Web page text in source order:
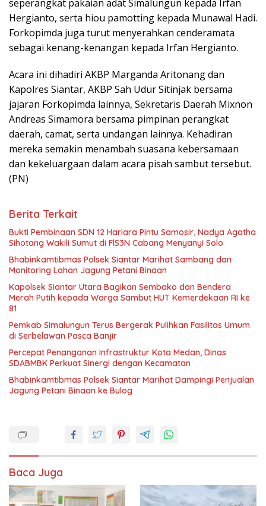
seperangkat pakaian adat Simalungun kepada Irfan
Hergianto, serta hiou pamotting kepada Munawal Hadi.
Forkopimda juga turut menyerahkan cenderamata
sebagai kenang-kenangan kepada Irfan Hergianto.
Acara ini dihadiri AKBP Marganda Aritonang dan
Kapolres Siantar, AKBP Sah Udur Sitinjak bersama
jajaran Forkopimda lainnya, Sekretaris Daerah Mixnon
Andreas Simamora bersama pimpinan perangkat
daerah, camat, serta undangan lainnya. Kehadiran
mereka semakin menambah suasana kebersamaan
dan kekeluargaan dalam acara pisah sambut tersebut.
(PN)
Berita Terkait
Bukti Pembinaan SDN 12 Hariara Pintu Samosir, Nadya Agatha
Sihotang Wakili Sumut di FlS3N Cabang Menyanyi Solo
Bhabinkamtibmas Polsek Siantar Marihat Sambang dan
Monitoring Lahan Jagung Petani Binaan
Kapolsek Siantar Utara Bagikan Sembako dan Bendera
Merah Putih kepada Warga Sambut HUT Kemerdekaan RI ke
81
Pemkab Simalungun Terus Bergerak Pulihkan Fasilitas Umum
di Serbelawan Pasca Banjir
Percepat Penanganan Infrastruktur Kota Medan, Dinas
SDABMBK Perkuat Sinergi dengan Kecamatan
Bhabinkamtibmas Polsek Siantar Marihat Dampingi Penjualan
Jagung Petani Binaan ke Bulog
Baca Juga